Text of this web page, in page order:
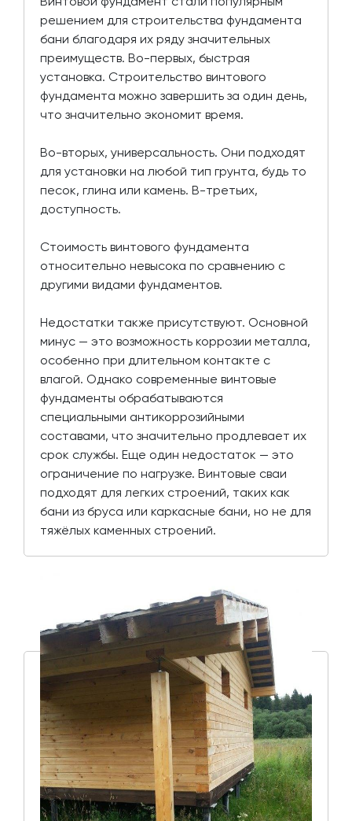
решением для строительства фундамента
бани благодаря их ряду значительных
преимуществ. Во-первых, быстрая
установка. Строительство винтового
фундамента можно завершить за один день,
что значительно экономит время.
Во-вторых, универсальность. Они подходят
для установки на любой тип грунта, будь то
песок, глина или камень. В-третьих,
доступность.
Стоимость винтового фундамента
относительно невысока по сравнению с
другими видами фундаментов.
Недостатки также присутствуют. Основной
минус — это возможность коррозии металла,
особенно при длительном контакте с
влагой. Однако современные винтовые
фундаменты обрабатываются
специальными антикоррозийными
составами, что значительно продлевает их
срок службы. Еще один недостаток — это
ограничение по нагрузке. Винтовые сваи
подходят для легких строений, таких как
бани из бруса или каркасные бани, но не для
тяжёлых каменных строений.